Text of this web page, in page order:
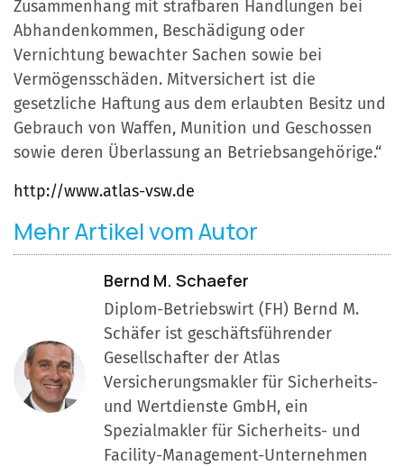
Zusammenhang mit strafbaren Handlungen bei
Abhandenkommen, Beschädigung oder
Vernichtung bewachter Sachen sowie bei
Vermögensschäden. Mitversichert ist die
gesetzliche Haftung aus dem erlaubten Besitz und
Gebrauch von Waffen, Munition und Geschossen
sowie deren Überlassung an Betriebsangehörige.“
http://www.atlas-vsw.de
Mehr Artikel vom Autor
Bernd M. Schaefer
Diplom-Betriebswirt (FH) Bernd M.
Schäfer ist geschäftsführender
Gesellschafter der Atlas
Versicherungsmakler für Sicherheits-
und Wertdienste GmbH, ein
Spezialmakler für Sicherheits- und
Facility-Management-Unternehmen